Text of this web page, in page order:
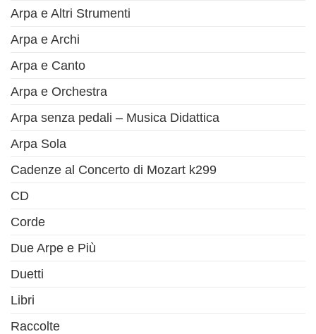
Arpa e Altri Strumenti
Arpa e Archi
Arpa e Canto
Arpa e Orchestra
Arpa senza pedali – Musica Didattica
Arpa Sola
Cadenze al Concerto di Mozart k299
CD
Corde
Due Arpe e Più
Duetti
Libri
Raccolte